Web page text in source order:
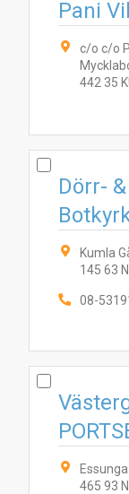
Pani
c/o c/o
442 35
Dörr-
Kumla
145 63
08-
465 93